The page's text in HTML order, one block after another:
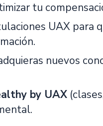
tu
UAX para
nuevos
by UAX